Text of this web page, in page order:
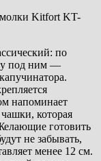
по
под ним —
напоминает
которая
готовить
не забывать,
менее 12 см.